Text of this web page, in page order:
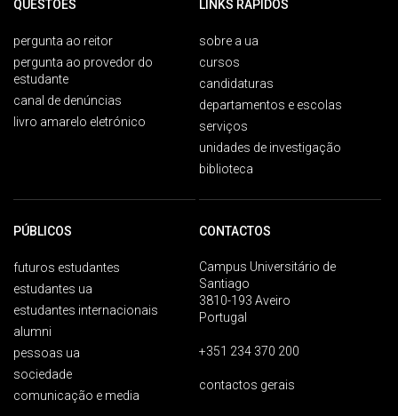
QUESTÕES
pergunta ao reitor
pergunta ao provedor do
estudante
canal de denúncias
livro amarelo eletrónico
LINKS RÁPIDOS
sobre a ua
cursos
candidaturas
departamentos e escolas
serviços
unidades de investigação
biblioteca
PÚBLICOS
futuros estudantes
estudantes ua
estudantes internacionais
alumni
pessoas ua
sociedade
comunicação e media
CONTACTOS
Campus Universitário de
Santiago
3810-193 Aveiro
Portugal
+351 234 370 200
contactos gerais